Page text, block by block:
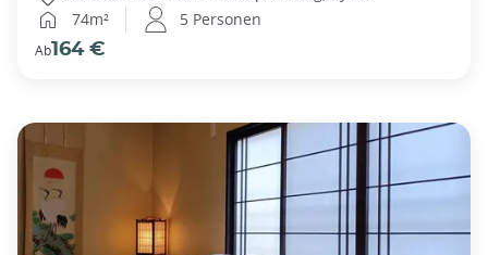
74m²
5 Personen
Ab164 €